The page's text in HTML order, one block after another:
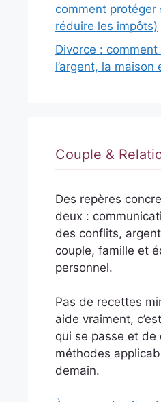
comment protéger
réduire les impôts)
Divorce :
l’argent, la
Couple &
Des repères
deux :
des conflits,
couple, famille et
personnel.
Pas de recettes
aide vraiment,
qui se passe et de
méthodes
demain.